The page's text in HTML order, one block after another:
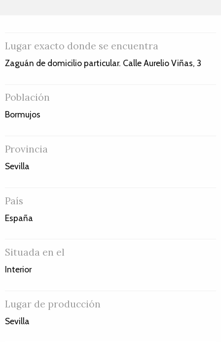
Lugar exacto donde se encuentra
Zaguán de domicilio particular. Calle Aurelio Viñas, 3
Población
Bormujos
Provincia
Sevilla
País
España
Situada en el
Interior
Lugar de producción
Sevilla